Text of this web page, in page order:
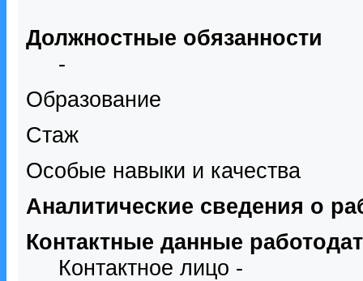
Должностные обязанности
-
Образование
Стаж
Особые навыки и качества
Аналитические сведения о
Контактные данные
Контактное лицо -